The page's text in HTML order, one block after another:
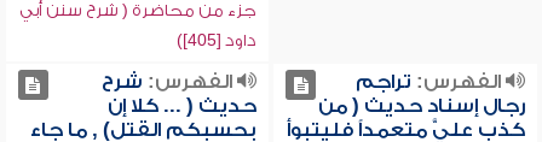
جزء من محاضرة ( شرح سنن أبي
داود [405])
الفهرس: تراجم
رجال إسناد حديث ( من
كذب عليَّ متعمداً فليتبوأ
الفهرس: شرح
حديث ( ... كلا إن
بحسبكم القتل) , ما جاء